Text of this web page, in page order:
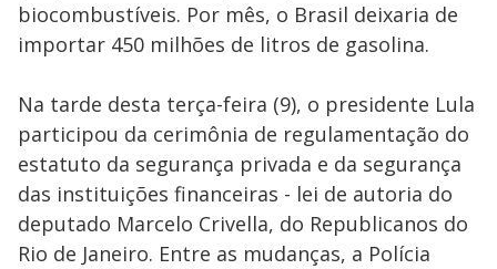
biocombustíveis. Por mês, o Brasil deixaria de
importar 450 milhões de litros de gasolina.
Na tarde desta terça-feira (9), o presidente Lula
participou da cerimônia de regulamentação do
estatuto da segurança privada e da segurança
das instituições financeiras - lei de autoria do
deputado Marcelo Crivella, do Republicanos do
Rio de Janeiro. Entre as mudanças, a Polícia